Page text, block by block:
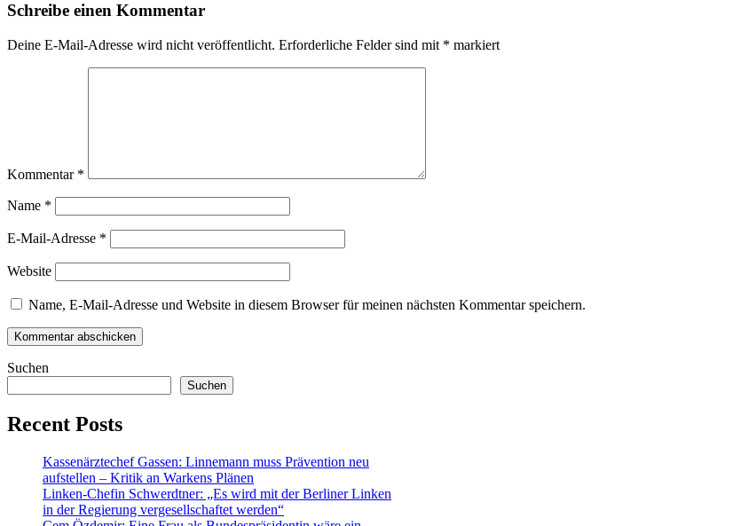
Schreibe einen Kommentar
Deine E-Mail-Adresse wird nicht veröffentlicht. Erforderliche Felder sind mit * markiert
Kommentar *
Name *
E-Mail-Adresse *
Website
Name, E-Mail-Adresse und Website in diesem Browser für meinen nächsten Kommentar speichern.
Suchen
Suchen
Recent Posts
Kassenärztechef Gassen: Linnemann muss Prävention neu
aufstellen – Kritik an Warkens Plänen
Linken-Chefin Schwerdtner: „Es wird mit der Berliner Linken
in der Regierung vergesellschaftet werden“